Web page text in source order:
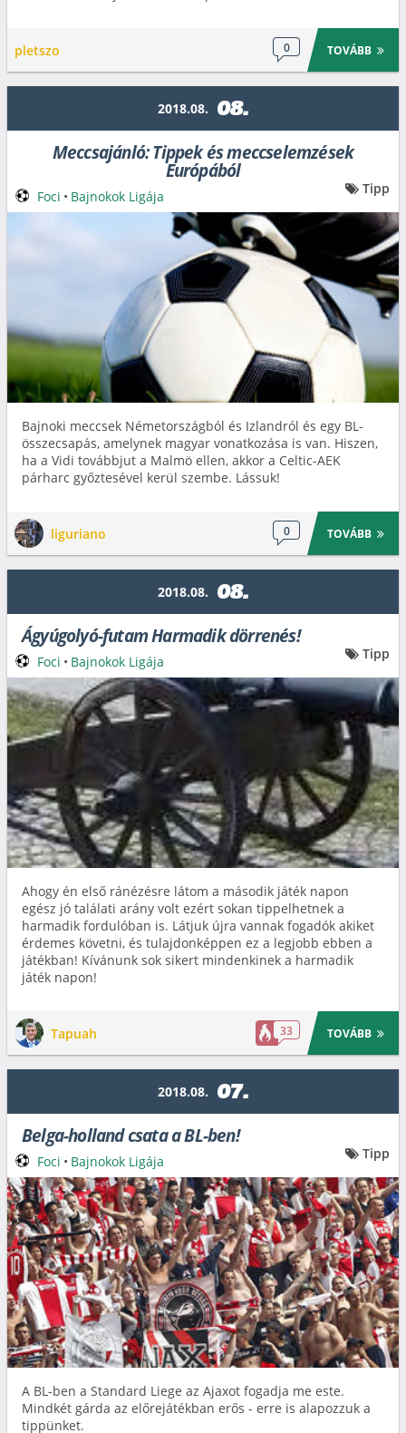
pletszo 0 TOVÁBB
2018.08. 08.
Meccsajánló: Tippek és meccselemzések
Európából
Bajnoki meccsek Németországból és Izlandról és egy BL-
összecsapás, amelynek magyar vonatkozása is van. Hiszen,
ha a Vidi továbbjut a Malmö ellen, akkor a Celtic-AEK
párharc győztesével kerül szembe. Lássuk!
liguriano 0 TOVÁBB
Foci • Bajnokok Ligája Tipp
2018.08. 08.
Ágyúgolyó-futam Harmadik dörrenés!
Ahogy én első ránézésre látom a második játék napon
egész jó találati arány volt ezért sokan tippelhetnek a
harmadik fordulóban is. Látjuk újra vannak fogadók akiket
érdemes követni, és tulajdonképpen ez a legjobb ebben a
játékban! Kívánunk sok sikert mindenkinek a harmadik
játék napon!
Tapuah 33 TOVÁBB
Foci • Bajnokok Ligája Tipp
2018.08. 07.
Belga-holland csata a BL-ben!
A BL-ben a Standard Liege az Ajaxot fogadja me este.
Mindkét gárda az előrejátékban erős - erre is alapozzuk a
tippünket.
Foci • Bajnokok Ligája Tipp